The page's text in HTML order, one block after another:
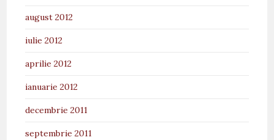
august 2012
iulie 2012
aprilie 2012
ianuarie 2012
decembrie 2011
septembrie 2011